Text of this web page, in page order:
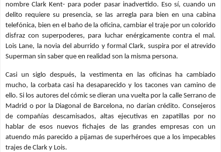
nombre Clark Kent- para poder pasar inadvertido. Eso sí, cuando un
delito requiere su presencia, se las arregla para bien en una cabina
telefónica, bien en el baño de la oficina, cambiar el traje por un colorido
disfraz con superpoderes, para luchar enérgicamente contra el mal.
Lois Lane, la novia del aburrido y formal Clark, suspira por el atrevido
Superman sin saber que en realidad son la misma persona.
Casi un siglo después, la vestimenta en las oficinas ha cambiado
mucho, la corbata casi ha desaparecido y los tacones van camino de
ello. Si los autores del cómic se dieran una vuelta por la calle Serrano de
Madrid o por la Diagonal de Barcelona, no darían crédito. Consejeros
de compañías descamisados, altas ejecutivas en zapatillas por no
hablar de esos nuevos fichajes de las grandes empresas con un
atuendo más parecido a pijamas de superhéroes que a los impecables
trajes de Clark y Lois.